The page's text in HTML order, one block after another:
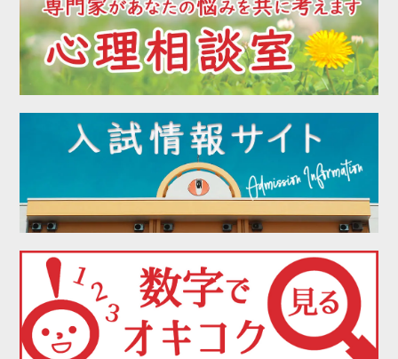
2022年06月
2022年05月
2022年04月
2022年03月
2022年02月
2022年01月
2021年11月
2021年10月
2021年09月
2021年08月
2021年07月
2021年06月